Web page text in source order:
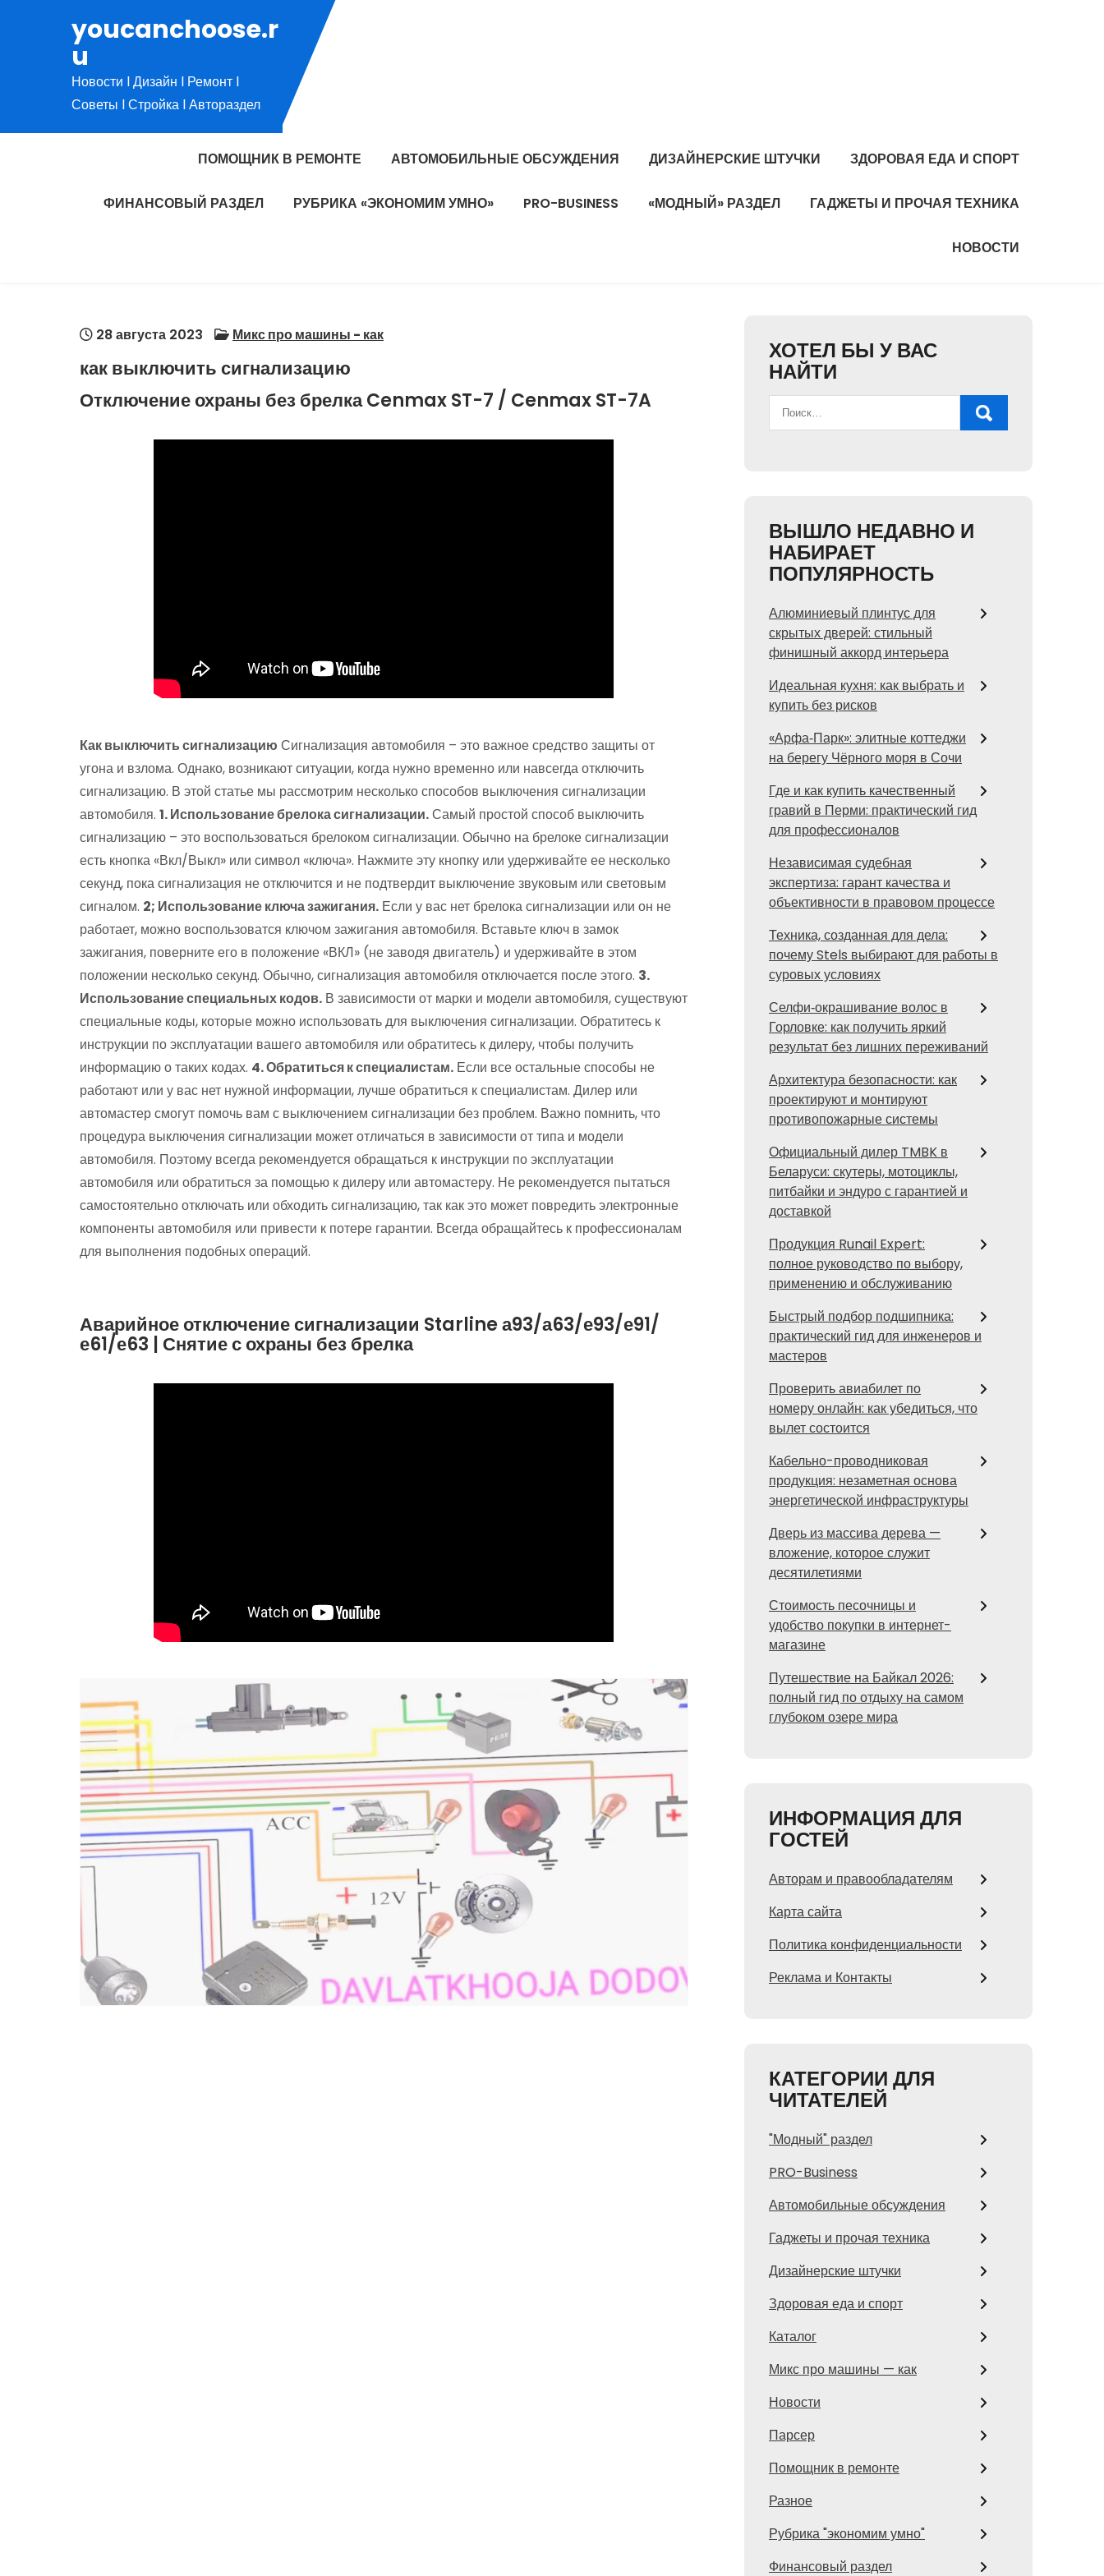
содержимому
youcanchoose.r
u
Новости l Дизайн l Ремонт l
Советы l Стройка l Автораздел
ПОМОЩНИК В РЕМОНТЕ АВТОМОБИЛЬНЫЕ ОБСУЖДЕНИЯ ДИЗАЙНЕРСКИЕ ШТУЧКИ ЗДОРОВАЯ ЕДА И СПОРТ
ФИНАНСОВЫЙ РАЗДЕЛ РУБРИКА «ЭКОНОМИМ УМНО» PRO-BUSINESS «МОДНЫЙ» РАЗДЕЛ ГАДЖЕТЫ И ПРОЧАЯ ТЕХНИКА
НОВОСТИ
28 августа 2023 Микс про машины - как
как выключить сигнализацию
Отключение охраны без брелка Cenmax ST-7 / Cenmax ST-7A
Как выключить сигнализацию Сигнализация автомобиля – это важное средство защиты от
угона и взлома.​ Однако, возникают ситуации, когда нужно временно или навсегда отключить
сигнализацию.​ В этой статье мы рассмотрим несколько способов выключения сигнализации
автомобиля.​ 1.​ Использование брелока сигнализации.Самый простой способ выключить
сигнализацию – это воспользоваться брелоком сигнализации.​ Обычно на брелоке сигнализации
есть кнопка «Вкл/Выкл» или символ «ключа».​ Нажмите эту кнопку или удерживайте ее несколько
секунд, пока сигнализация не отключится и не подтвердит выключение звуковым или световым
сигналом.​ 2; Использование ключа зажигания.​ Если у вас нет брелока сигнализации или он не
работает, можно воспользоватся ключом зажигания автомобиля.​ Вставьте ключ в замок
зажигания, поверните его в положение «ВКЛ» (не заводя двигатель) и удерживайте в этом
положении несколько секунд.​ Обычно, сигнализация автомобиля отключается после этого.​ 3.​
Использование специальных кодов.​ В зависимости от марки и модели автомобиля, существуют
специальные коды, которые можно использовать для выключения сигнализации. Обратитесь к
инструкции по эксплуатации вашего автомобиля или обратитесь к дилеру, чтобы получить
информацию о таких кодах.​ 4.​ Обратиться к специалистам. Если все остальные способы не
работают или у вас нет нужной информации, лучше обратиться к специалистам.​ Дилер или
автомастер смогут помочь вам с выключением сигнализации без проблем.​ Важно помнить, что
процедура выключения сигнализации может отличаться в зависимости от типа и модели
автомобиля. Поэтому всегда рекомендуется обращаться к инструкции по эксплуатации
автомобиля или обратиться за помощью к дилеру или автомастеру.​ Не рекомендуется пытаться
самостоятельно отключать или обходить сигнализацию, так как это может повредить электронные
компоненты автомобиля или привести к потере гарантии.​ Всегда обращайтесь к профессионалам
для выполнения подобных операций.​
Аварийное отключение сигнализации Starline а93/а63/е93/е91/
е61/е63 | Снятие с охраны без брелка
ХОТЕЛ БЫ У ВАС
НАЙТИ
ВЫШЛО НЕДАВНО И
НАБИРАЕТ
ПОПУЛЯРНОСТЬ
Алюминиевый плинтус для
скрытых дверей: стильный
финишный аккорд интерьера
Идеальная кухня: как выбрать и
купить без рисков
«Арфа‑Парк»: элитные коттеджи
на берегу Чёрного моря в Сочи
Где и как купить качественный
гравий в Перми: практический гид
для профессионалов
Независимая судебная
экспертиза: гарант качества и
объективности в правовом процессе
Техника, созданная для дела:
почему Stels выбирают для работы в
суровых условиях
Селфи‑окрашивание волос в
Горловке: как получить яркий
результат без лишних переживаний
Архитектура безопасности: как
проектируют и монтируют
противопожарные системы
Официальный дилер TMBK в
Беларуси: скутеры, мотоциклы,
питбайки и эндуро с гарантией и
доставкой
Продукция Runail Expert:
полное руководство по выбору,
применению и обслуживанию
Быстрый подбор подшипника:
практический гид для инженеров и
мастеров
Проверить авиабилет по
номеру онлайн: как убедиться, что
вылет состоится
Кабельно-проводниковая
продукция: незаметная основа
энергетической инфраструктуры
Дверь из массива дерева —
вложение, которое служит
десятилетиями
Стоимость песочницы и
удобство покупки в интернет-
магазине
Путешествие на Байкал 2026:
полный гид по отдыху на самом
глубоком озере мира
ИНФОРМАЦИЯ ДЛЯ
ГОСТЕЙ
Авторам и правообладателям
Карта сайта
Политика конфиденциальности
Реклама и Контакты
КАТЕГОРИИ ДЛЯ
ЧИТАТЕЛЕЙ
"Модный" раздел
PRO-Business
Автомобильные обсуждения
Гаджеты и прочая техника
Дизайнерские штучки
Здоровая еда и спорт
Каталог
Микс про машины — как
Новости
Парсер
Помощник в ремонте
Разное
Рубрика "экономим умно"
Финансовый раздел